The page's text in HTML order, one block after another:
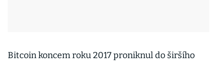
Bitcoin koncem roku 2017 proniknul do širšího